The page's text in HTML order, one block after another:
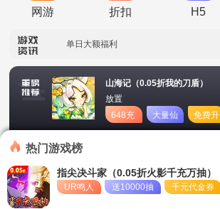
网游 折扣 H5
单日大额福利
单日大额福利
转游活动
冠名活动
山海记（0.05折我的刀盾）
放置
648充
值卡
大量仙
玉
免费升
星
热门游戏榜
指尖决斗家（0.05折火影千充万抽）
UR鸣人 送10000抽 千元代金券